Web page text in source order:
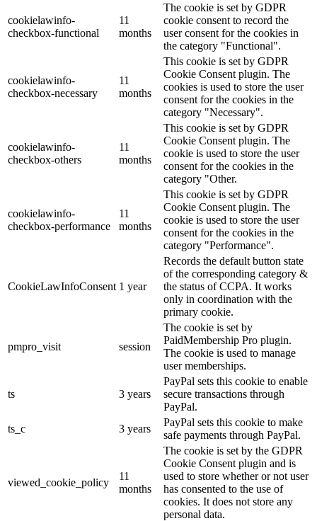
cookielawinfo-
checkbox-functional
11
months
The cookie is set by GDPR
cookie consent to record the
user consent for the cookies in
the category "Functional".
cookielawinfo-
checkbox-necessary
11
months
This cookie is set by GDPR
Cookie Consent plugin. The
cookies is used to store the user
consent for the cookies in the
category "Necessary".
cookielawinfo-
checkbox-others
11
months
This cookie is set by GDPR
Cookie Consent plugin. The
cookie is used to store the user
consent for the cookies in the
category "Other.
cookielawinfo-
checkbox-performance
11
months
This cookie is set by GDPR
Cookie Consent plugin. The
cookie is used to store the user
consent for the cookies in the
category "Performance".
CookieLawInfoConsent 1 year
Records the default button state
of the corresponding category &
the status of CCPA. It works
only in coordination with the
primary cookie.
pmpro_visit session
The cookie is set by
PaidMembership Pro plugin.
The cookie is used to manage
user memberships.
ts 3 years
PayPal sets this cookie to enable
secure transactions through
PayPal.
ts_c
3 years
PayPal sets this cookie to make
safe payments through PayPal.
viewed_cookie_policy
11
months
The cookie is set by the GDPR
Cookie Consent plugin and is
used to store whether or not user
has consented to the use of
cookies. It does not store any
personal data.